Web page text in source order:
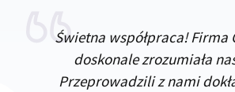
Świetna współpraca! Firma
doskonale zrozumiała
Przeprowadzili z nami